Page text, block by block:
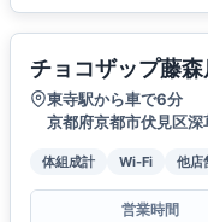
チョコザップ藤森
東寺駅から車で6分
京都府京都市伏見区
体組成計 Wi-Fi 他店
営業時間